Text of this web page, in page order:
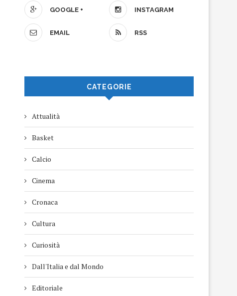
GOOGLE + INSTAGRAM
EMAIL RSS
CATEGORIE
Attualità
Basket
Calcio
Cinema
Cronaca
Cultura
Curiosità
Dall'Italia e dal Mondo
Editoriale